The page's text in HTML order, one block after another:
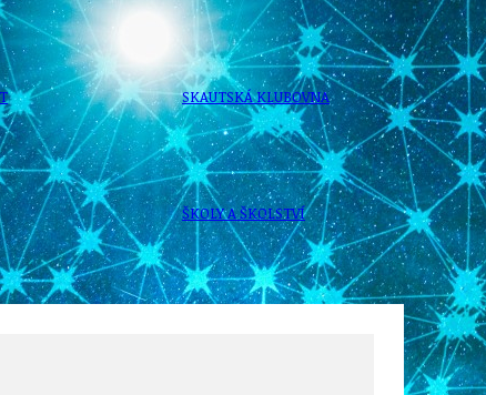
SKAUTSKÁ KLUBOVNA
ŠKOLY A ŠKOLSTVÍ